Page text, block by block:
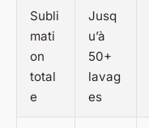
Subli
mati
on
total
e
Jusq
u’à
50+
lavag
es